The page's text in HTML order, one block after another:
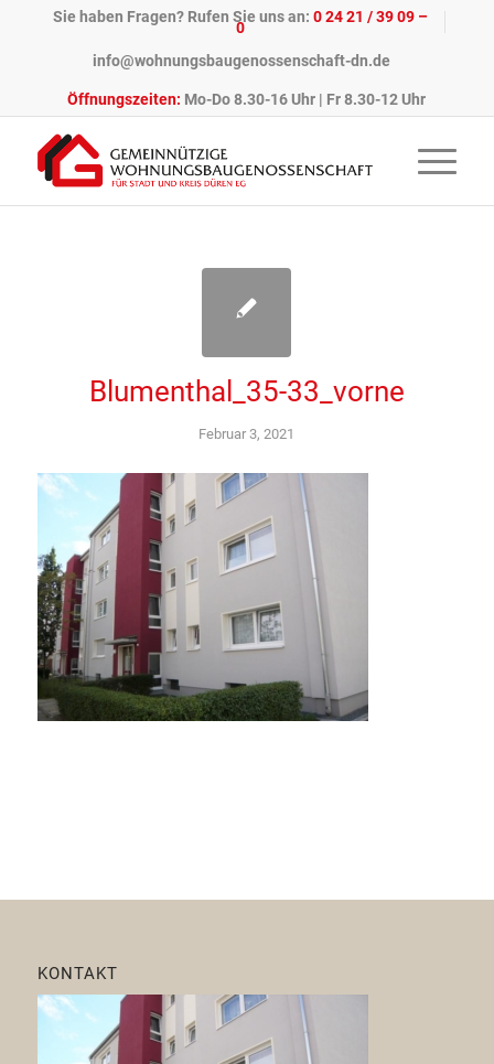
Sie haben Fragen? Rufen Sie uns an:0 24 21 / 39 09 –
0
info@wohnungsbaugenossenschaft-dn.de
Öffnungszeiten: Mo-Do 8.30-16 Uhr | Fr 8.30-12 Uhr
Blumenthal_35-33_vorne
Februar 3, 2021
KONTAKT